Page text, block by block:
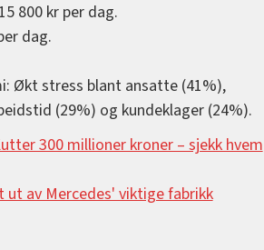
800 kr per dag.
dag.
Økt stress blant ansatte (41%),
(29%) og kundeklager (24%).
300 millioner kroner –⁠ sjekk hvem
av Mercedes' viktige fabrikk